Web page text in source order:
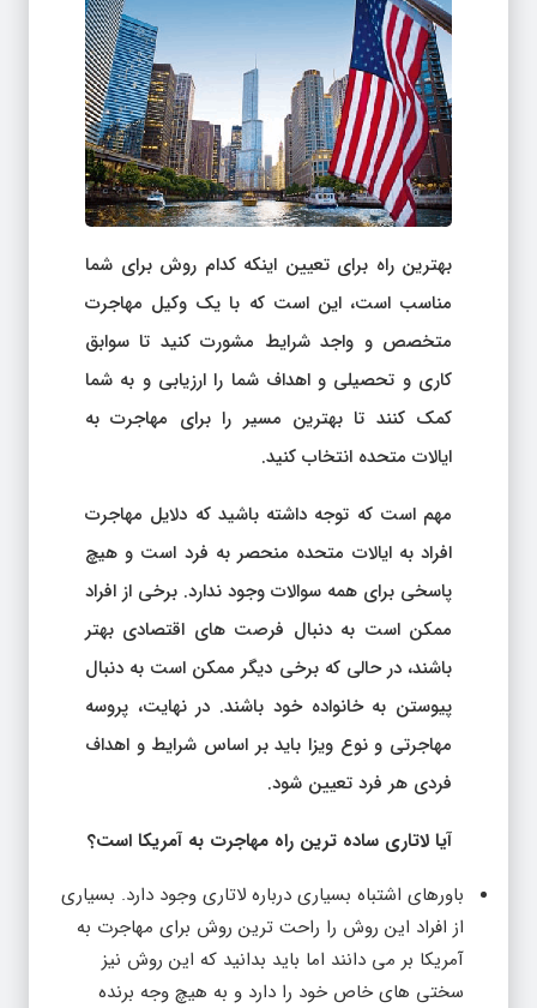
بهترین راه برای تعیین اینکه کدام روش برای شما
مناسب است، این است که با یک وکیل مهاجرت
متخصص و واجد شرایط مشورت کنید تا سوابق
کاری و تحصیلی و اهداف شما را ارزیابی و به شما
کمک کنند تا بهترین مسیر را برای مهاجرت به
ایالات متحده انتخاب کنید.
مهم است که توجه داشته باشید که دلایل مهاجرت
افراد به ایالات متحده منحصر به فرد است و هیچ
پاسخی برای همه سوالات وجود ندارد. برخی از افراد
ممکن است به دنبال فرصت های اقتصادی بهتر
باشند، در حالی که برخی دیگر ممکن است به دنبال
پیوستن به خانواده خود باشند. در نهایت، پروسه
مهاجرتی و نوع ویزا باید بر اساس شرایط و اهداف
فردی هر فرد تعیین شود.
آیا لاتاری ساده ترین راه مهاجرت به آمریکا است؟
باورهای اشتباه بسیاری درباره لاتاری وجود دارد. بسیاری
از افراد این روش را راحت ترین روش برای مهاجرت به
آمریکا بر می دانند اما باید بدانید که این روش نیز
سختی های خاص خود را دارد و به هیچ وجه برنده